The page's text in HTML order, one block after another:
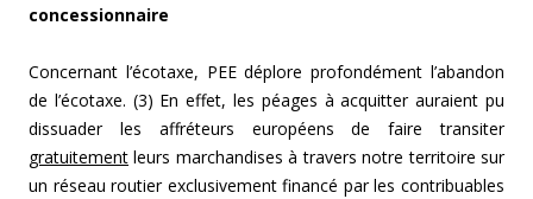
concessionnaire
Concernant l’écotaxe, PEE déplore profondément l’abandon
de l’écotaxe. (3) En effet, les péages à acquitter auraient pu
dissuader les affréteurs européens de faire transiter
gratuitement leurs marchandises à travers notre territoire sur
un réseau routier exclusivement financé par les contribuables